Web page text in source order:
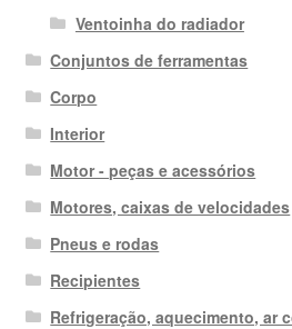
Ventoinha do radiador
Conjuntos de ferramentas
Corpo
Interior
Motor - peças e acessórios
Motores, caixas de velocidades
Pneus e rodas
Recipientes
Refrigeração, aquecimento, ar